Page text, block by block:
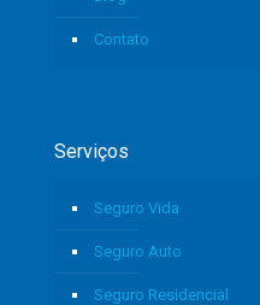
Contato
Serviços
Seguro Vida
Seguro Auto
Seguro Residencial